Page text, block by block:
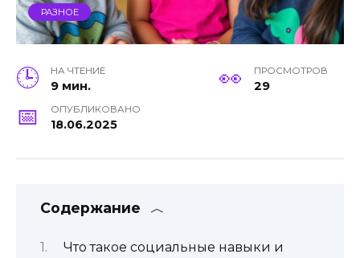
РАЗНОЕ
НА ЧТЕНИЕ
9 мин.
ПРОСМОТРОВ
29
ОПУБЛИКОВАНО
18.06.2025
Содержание
Что такое социальные навыки и